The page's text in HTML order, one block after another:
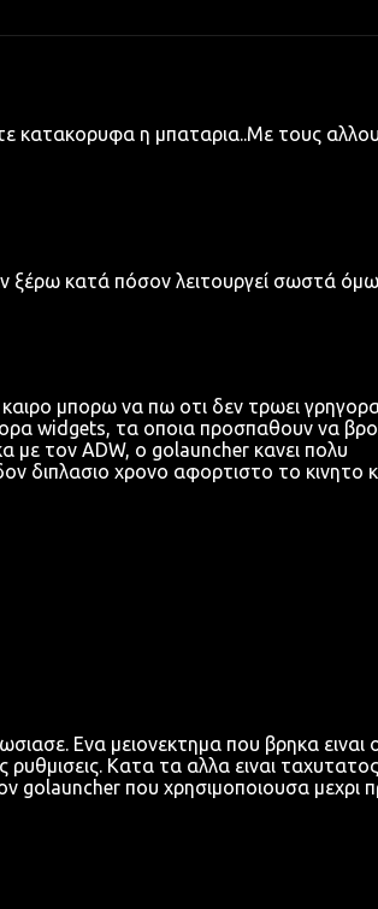
κατακορυφα η μπαταρια..Με τους
ξέρω κατά πόσον λειτουργεί σωστά
μπορω να πω οτι δεν τρωει
widgets, τα οποια προσπαθουν να
με τον ADW, ο golauncher κανει πολυ
διπλασιο χρονο αφορτιστο το κινητο
Ενα μειονεκτημα που βρηκα ειναι
Κατα τα αλλα ειναι
golauncher που χρησιμοποιουσα μεχρι